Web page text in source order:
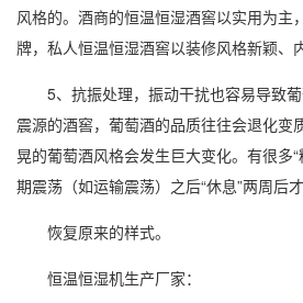
风格的。酒商的恒温恒湿酒窖以实用为主
牌，私人恒温恒湿酒窖以装修风格新颖、
5、抗振处理，振动干扰也容易导致葡
震源的酒窖，葡萄酒的品质往往会退化变
晃的葡萄酒风格会发生巨大变化。有很多
期震荡（如运输震荡）之后“休息”两周后
恢复原来的样式。
恒温恒湿机生产厂家：